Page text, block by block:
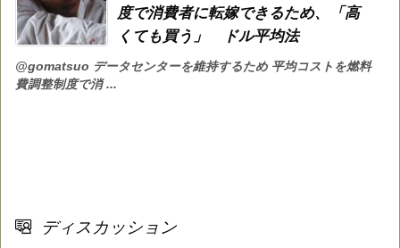
度で消費者に転嫁できるため、「高
くても買う」 ドル平均法
@gomatsuo データセンターを維持するため 平均コストを燃料
費調整制度で消 ...
ディスカッション